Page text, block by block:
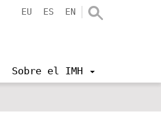
EU ES EN
Sobre el IMH